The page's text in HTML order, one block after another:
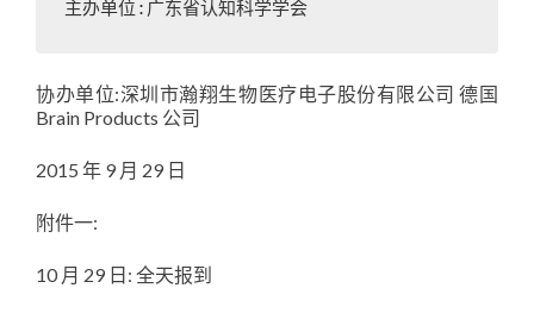
协办单位:深圳市瀚翔生物医疗电子股份有限公司 德国
Brain Products 公司
2015 年 9 月 29 日
附件一:
10 月 29 日: 全天报到